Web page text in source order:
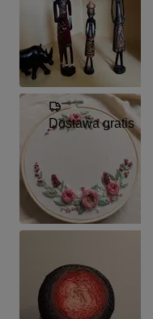
Dostawa gratis